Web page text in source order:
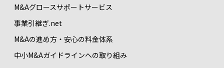
M&Aグロースサポートサービス
事業引継ぎ.net
M&Aの進め方・安心の料金体系
中小M&Aガイドラインへの取り組み